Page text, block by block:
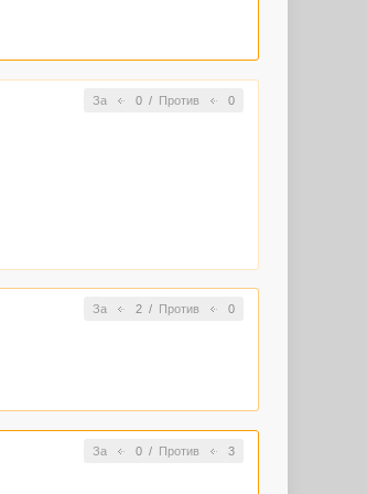
За 0/ Против 0
За 2/ Против 0
За 0/ Против 3